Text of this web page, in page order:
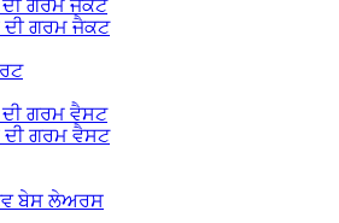
ਦੀ ਗਰਮ ਜੈਕਟ
ਦੀ ਗਰਮ ਜੈਕਟ
ਦੀ ਗਰਮ ਵੈਸਟ
ਦੀ ਗਰਮ ਵੈਸਟ
ਬੇਸ ਲੇਅਰਸ